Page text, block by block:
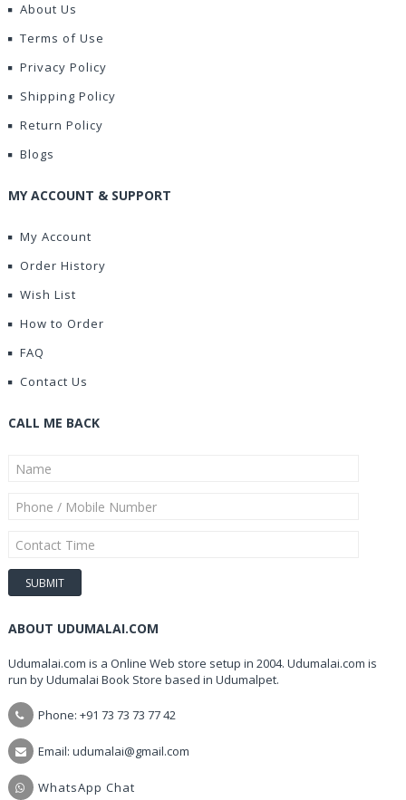
About Us
Terms of Use
Privacy Policy
Shipping Policy
Return Policy
Blogs
MY ACCOUNT & SUPPORT
My Account
Order History
Wish List
How to Order
FAQ
Contact Us
CALL ME BACK
ABOUT UDUMALAI.COM
Udumalai.com is a Online Web store setup in 2004. Udumalai.com is
run by Udumalai Book Store based in Udumalpet.
Phone: +91 73 73 73 77 42
Email: udumalai@gmail.com
WhatsApp Chat